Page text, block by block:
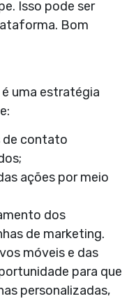
Isso pode ser
Bom
uma estratégia
de contato
ações por meio
dos
de marketing.
móveis e das
para que
personalizadas,